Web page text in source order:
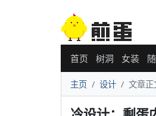
首页 树洞 女装
主页 设计 文章正